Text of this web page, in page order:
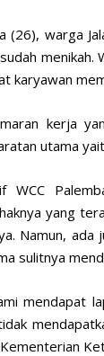
(26), warga
menikah.
karyawan
kerja
utama
WCC
yang
Namun,
sulitnya
mendapat